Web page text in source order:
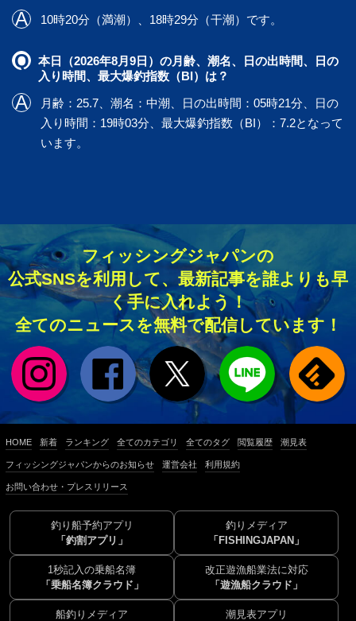
10時20分（満潮）、18時29分（干潮）です。
本日（2026年8月9日）の月齢、潮名、日の出時間、日の
入り時間、最大爆釣指数（BI）は？
月齢：25.7、潮名：中潮、日の出時間：05時21分、日の
入り時間：19時03分、最大爆釣指数（BI）：7.2となって
います。
フィッシングジャパンの
公式SNSを利用して、最新記事を誰よりも早
く手に入れよう！
全てのニュースを無料で配信しています！
HOME 新着 ランキング 全てのカテゴリ 全てのタグ 閲覧履歴 潮見表
フィッシングジャパンからのお知らせ 運営会社 利用規約
お問い合わせ・プレスリリース
釣り船予約アプリ
「釣割アプリ」
釣りメディア
「FISHINGJAPAN」
1秒記入の乗船名簿
「乗船名簿クラウド」
改正遊漁船業法に対応
「遊漁船クラウド」
船釣りメディア
潮見表アプリ